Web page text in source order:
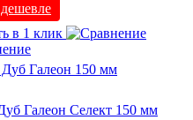
в 1 клик
Галеон Селект 150 мм